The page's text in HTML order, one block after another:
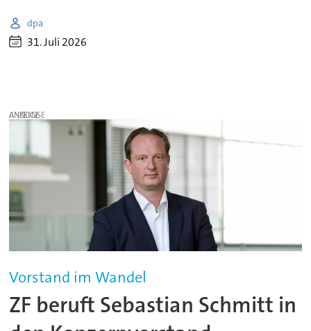
dpa
31. Juli 2026
ANZEIGE
Vorstand im Wandel
ZF beruft Sebastian Schmitt in